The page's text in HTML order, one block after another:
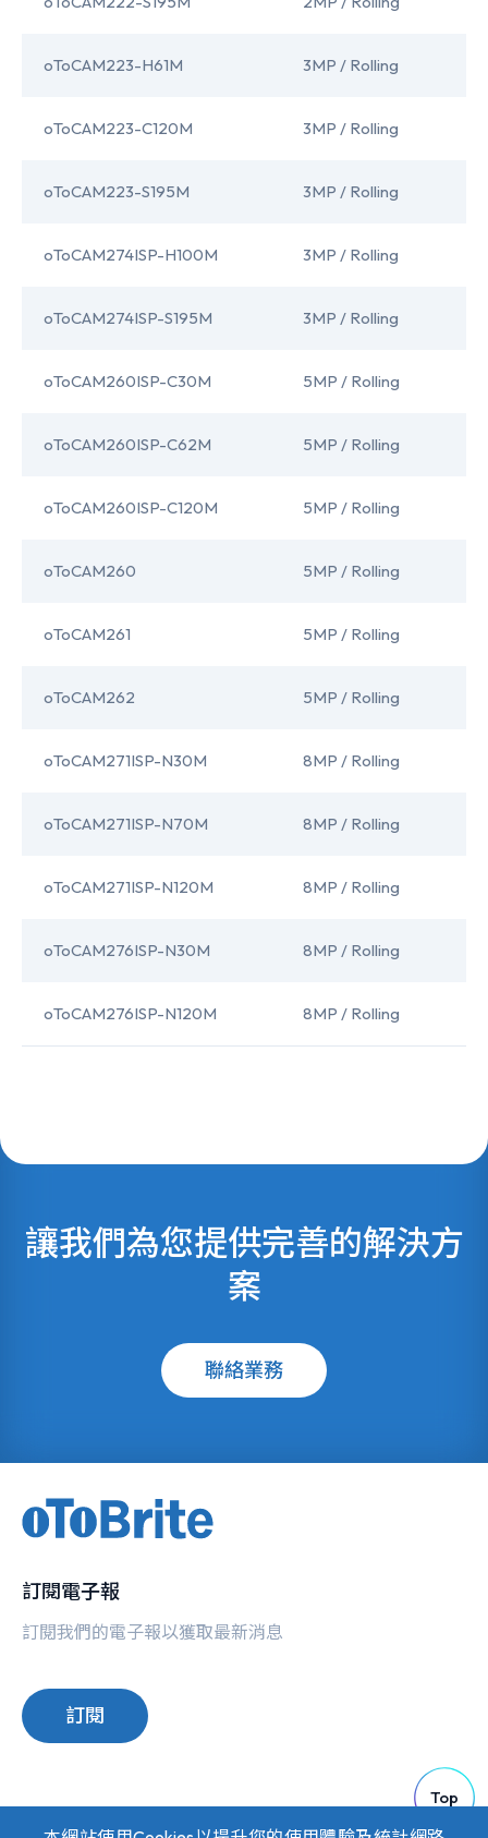
oToCAM223-H61M 3MP / Rolling
oToCAM223-C120M 3MP / Rolling
oToCAM223-S195M 3MP / Rolling
oToCAM274ISP-H100M 3MP / Rolling
oToCAM274ISP-S195M 3MP / Rolling
oToCAM260ISP-C30M 5MP / Rolling
oToCAM260ISP-C62M 5MP / Rolling
oToCAM260ISP-C120M 5MP / Rolling
oToCAM260 5MP / Rolling
oToCAM261 5MP / Rolling
oToCAM262 5MP / Rolling
oToCAM271ISP-N30M 8MP / Rolling
oToCAM271ISP-N70M 8MP / Rolling
oToCAM271ISP-N120M 8MP / Rolling
oToCAM276ISP-N30M 8MP / Rolling
oToCAM276ISP-N120M 8MP / Rolling
讓我們為您提供完善的解決方
案
聯絡業務
訂閱電子報
訂閱我們的電子報以獲取最新消息
訂閱
Top